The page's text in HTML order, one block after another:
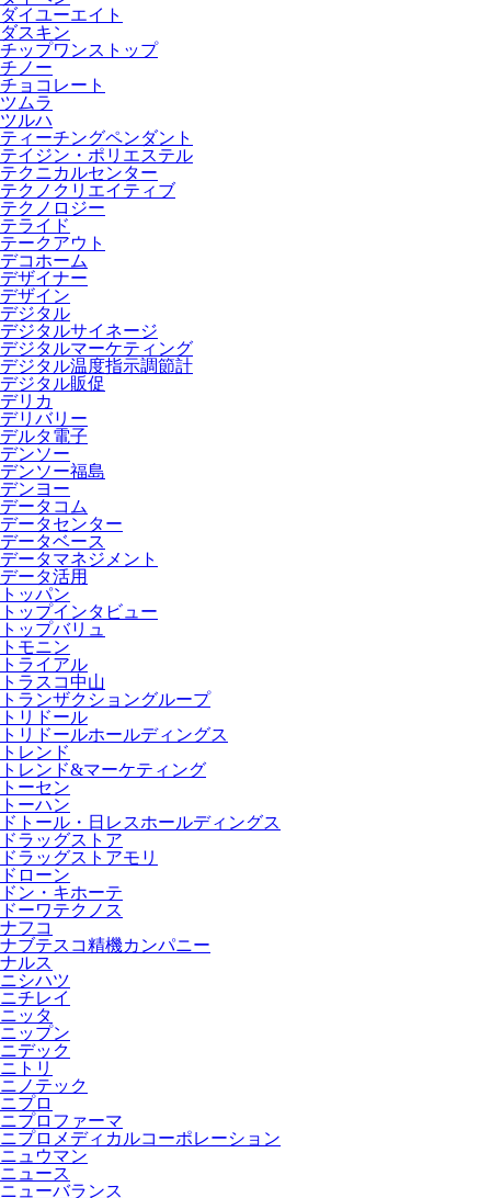
ダイユーエイト
ダスキン
チップワンストップ
チノー
チョコレート
ツムラ
ツルハ
ティーチングペンダント
テイジン・ポリエステル
テクニカルセンター
テクノクリエイティブ
テクノロジー
テライド
テークアウト
デコホーム
デザイナー
デザイン
デジタル
デジタルサイネージ
デジタルマーケティング
デジタル温度指示調節計
デジタル販促
デリカ
デリバリー
デルタ電子
デンソー
デンソー福島
デンヨー
データコム
データセンター
データベース
データマネジメント
データ活用
トッパン
トップインタビュー
トップバリュ
トモニン
トライアル
トラスコ中山
トランザクショングループ
トリドール
トリドールホールディングス
トレンド
トレンド&マーケティング
トーセン
トーハン
ドトール・日レスホールディングス
ドラッグストア
ドラッグストアモリ
ドローン
ドン・キホーテ
ドーワテクノス
ナフコ
ナブテスコ精機カンパニー
ナルス
ニシハツ
ニチレイ
ニッタ
ニップン
ニデック
ニトリ
ニノテック
ニプロ
ニプロファーマ
ニプロメディカルコーポレーション
ニュウマン
ニュース
ニューバランス